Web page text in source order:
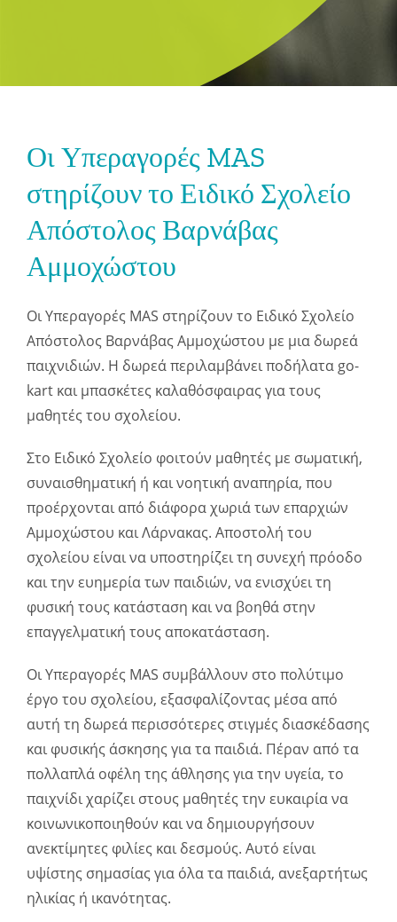
Οι Υπεραγορές MAS
στηρίζουν το Ειδικό Σχολείο
Απόστολος Βαρνάβας
Αμμοχώστου
Οι Υπεραγορές MAS στηρίζουν το Ειδικό Σχολείο
Απόστολος Βαρνάβας Αμμοχώστου με μια δωρεά
παιχνιδιών. Η δωρεά περιλαμβάνει ποδήλατα go-
kart και μπασκέτες καλαθόσφαιρας για τους
μαθητές του σχολείου.
Στο Ειδικό Σχολείο φοιτούν μαθητές με σωματική,
συναισθηματική ή και νοητική αναπηρία, που
προέρχονται από διάφορα χωριά των επαρχιών
Αμμοχώστου και Λάρνακας. Αποστολή του
σχολείου είναι να υποστηρίζει τη συνεχή πρόοδο
και την ευημερία των παιδιών, να ενισχύει τη
φυσική τους κατάσταση και να βοηθά στην
επαγγελματική τους αποκατάσταση.
Οι Υπεραγορές MAS συμβάλλουν στο πολύτιμο
έργο του σχολείου, εξασφαλίζοντας μέσα από
αυτή τη δωρεά περισσότερες στιγμές διασκέδασης
και φυσικής άσκησης για τα παιδιά. Πέραν από τα
πολλαπλά οφέλη της άθλησης για την υγεία, το
παιχνίδι χαρίζει στους μαθητές την ευκαιρία να
κοινωνικοποιηθούν και να δημιουργήσουν
ανεκτίμητες φιλίες και δεσμούς. Αυτό είναι
υψίστης σημασίας για όλα τα παιδιά, ανεξαρτήτως
ηλικίας ή ικανότητας.